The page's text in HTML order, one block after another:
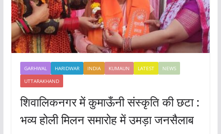
GARHWAL HARIDWAR INDIA KUMAUN LATEST
NEWS
UTTARAKHAND
शिवालिकनगर में कुमाऊँनी संस्कृति की छटा :
भव्य होली मिलन समारोह में उमड़ा जनसैलाब